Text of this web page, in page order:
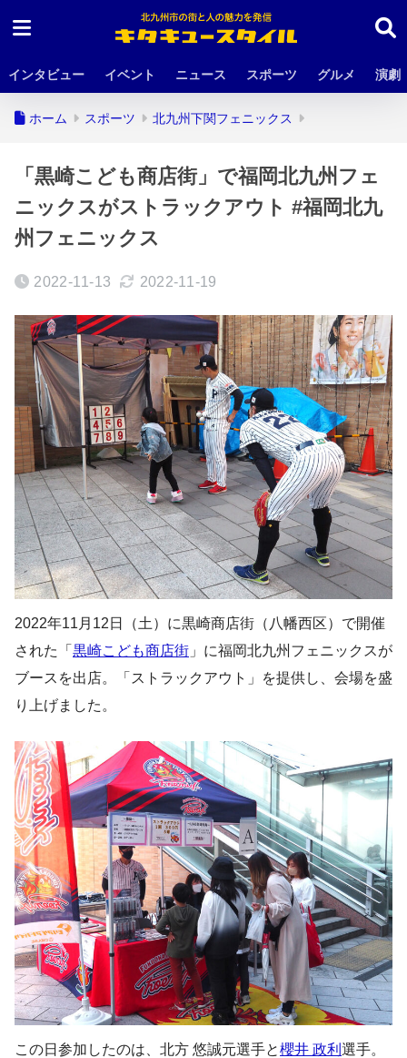
インタビュー イベント ニュース スポーツ グルメ 演劇
ホーム スポーツ 北九州下関フェニックス
「黒崎こども商店街」で福岡北九州フェ
ニックスがストラックアウト #福岡北九
州フェニックス
2022-11-13 2022-11-19
2022年11月12日（土）に黒崎商店街（八幡西区）で開催
された「 黒崎こども商店街 」に福岡北九州フェニックスが
ブースを出店。「ストラックアウト」を提供し、会場を盛
り上げました。
この日参加したのは、北方 悠誠元選手と櫻井 政利 選手。